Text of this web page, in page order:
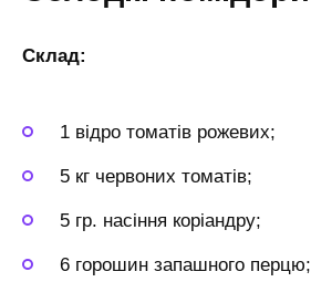
Склад:
1 відро томатів рожевих;
5 кг червоних томатів;
5 гр. насіння коріандру;
6 горошин запашного перцю;